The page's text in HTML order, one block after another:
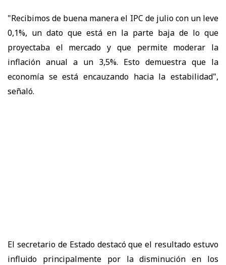
"Recibimos de buena manera el IPC de julio con un leve
0,1%, un dato que está en la parte baja de lo que
proyectaba el mercado y que permite moderar la
inflación anual a un 3,5%. Esto demuestra que la
economía se está encauzando hacia la estabilidad",
señaló.
El secretario de Estado destacó que el resultado estuvo
influido principalmente por la disminución en los